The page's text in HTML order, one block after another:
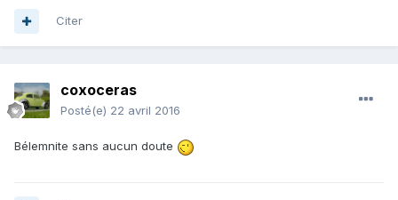
Citer
coxoceras
Posté(e) 22 avril 2016
Bélemnite sans aucun doute